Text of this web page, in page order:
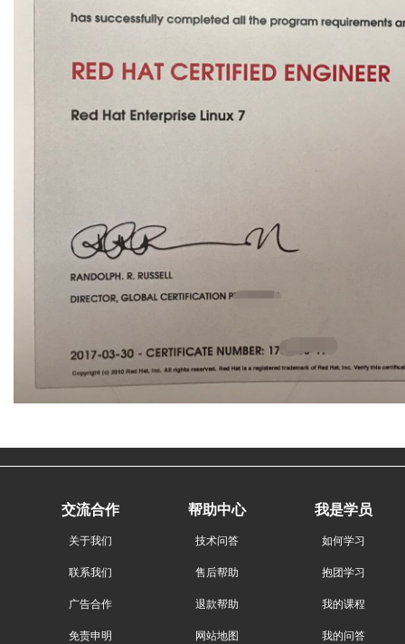
交流合作
关于我们
联系我们
广告合作
免责申明
帮助中心
技术问答
售后帮助
退款帮助
网站地图
我是学员
如何学习
抱团学习
我的课程
我的问答